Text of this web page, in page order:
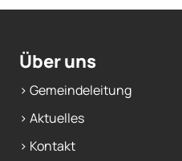
Über uns
> Gemeindeleitung
> Aktuelles
> Kontakt